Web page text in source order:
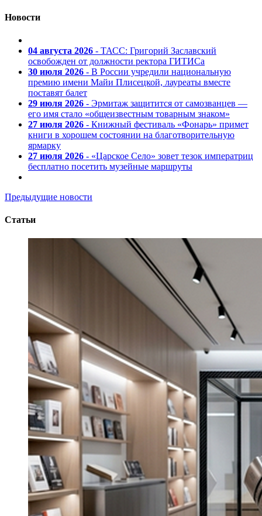
Новости
04 августа 2026 - ТАСС: Григорий Заславский
освобожден от должности ректора ГИТИСа
30 июля 2026 - В России учредили национальную
премию имени Майи Плисецкой, лауреаты вместе
поставят балет
29 июля 2026 - Эрмитаж защитится от самозванцев —
его имя стало «общеизвестным товарным знаком»
27 июля 2026 - Книжный фестиваль «Фонарь» примет
книги в хорошем состоянии на благотворительную
ярмарку
27 июля 2026 - «Царское Село» зовет тезок императриц
бесплатно посетить музейные маршруты
Предыдущие новости
Статьи